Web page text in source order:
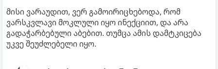
მისი ვარაუდით, ვერ გამოირიცხებოდა, რომ
ვარსკვლავი მოკლული იყო ინექციით, და არა
გადაჭარბებული აბებით. თუმცა ამის დამტკიცება
უკვე შეუძლებელი იყო.